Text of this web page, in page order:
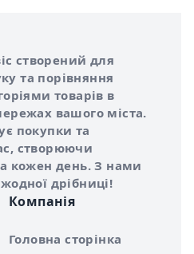
створений для
та порівняння
товарів в
вашого міста.
покупки та
створюючи
кожен день. З нами
дрібниці!
Компанія
Головна сторінка